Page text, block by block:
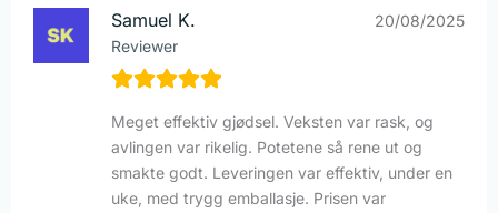
Samuel K.
Reviewer
20/08/2025
Meget effektiv gjødsel. Veksten var rask, og
avlingen var rikelig. Potetene så rene ut og
smakte godt. Leveringen var effektiv, under en
uke, med trygg emballasje. Prisen var